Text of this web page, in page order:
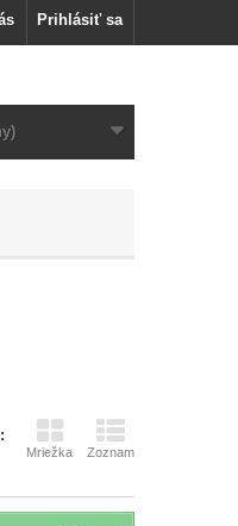
Prihlásiť sa
Mriežka Zoznam